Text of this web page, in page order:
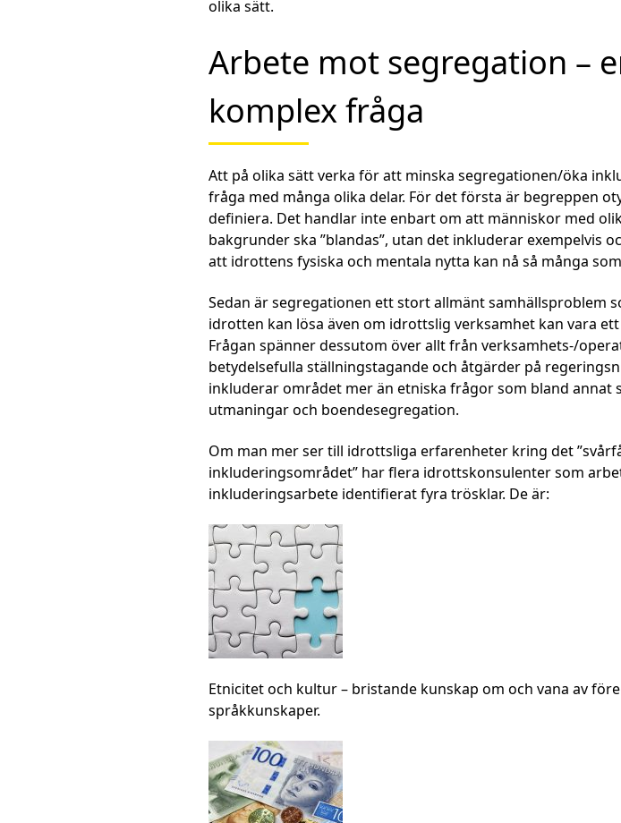
olika sätt.
Arbete mot segregation –
komplex fråga
Att på olika sätt verka för att minska segregationen/öka
fråga med många olika delar. För det första är begreppen
definiera. Det handlar inte enbart om att människor med
bakgrunder ska ”blandas”, utan det inkluderar exempelvis
att idrottens fysiska och mentala nytta kan nå så många
Sedan är segregationen ett stort allmänt samhällsproblem
idrotten kan lösa även om idrottslig verksamhet kan vara
Frågan spänner dessutom över allt från verksamhets-/
betydelsefulla ställningstagande och åtgärder på
inkluderar området mer än etniska frågor som bland annat
utmaningar och boendesegregation.
Om man mer ser till idrottsliga erfarenheter kring det
inkluderingsområdet” har flera idrottskonsulenter som
inkluderingsarbete identifierat fyra trösklar. De är:
Etnicitet och kultur– bristande kunskap om och vana av
språkkunskaper.